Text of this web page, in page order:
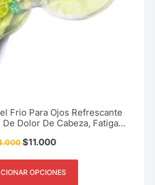
Frio Para Ojos Refrescante
Dolor De Cabeza, Fatiga
$11.000
OPCIONES